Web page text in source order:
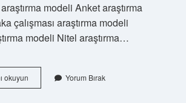
modeli Anket araştırma
çalışması araştırma modeli
modeli Nitel araştırma…
okuyunAraştırmanın
Tipleri
Yorum Bırak